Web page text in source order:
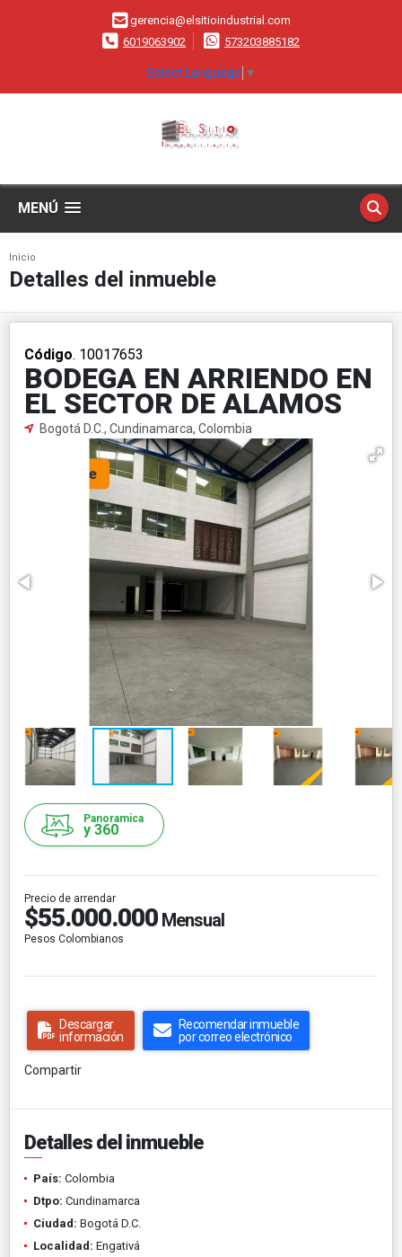
gerencia@elsitioindustrial.com
6019063902
573203885182
Select Language ▼
MENÚ
Inicio
Detalles del inmueble
Código. 10017653
BODEGA EN ARRIENDO EN
EL SECTOR DE ALAMOS
Bogotá D.C., Cundinamarca, Colombia
Panoramica
y 360
Precio de arrendar
$55.000.000 Mensual
Pesos Colombianos
Descargar
información
Recomendar inmueble
por correo electrónico
Compartir
Detalles del inmueble
País: Colombia
Dtpo: Cundinamarca
Ciudad: Bogotá D.C.
Localidad: Engativá